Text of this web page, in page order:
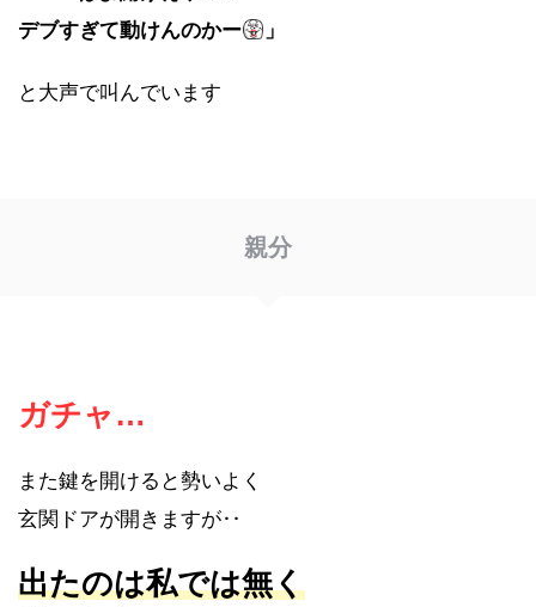
デブすぎて動けんのかー
」
と大声で叫んでいます
親分
ガチャ…
また鍵を開けると勢いよく
玄関ドアが開きますが‥
出たのは私では無く